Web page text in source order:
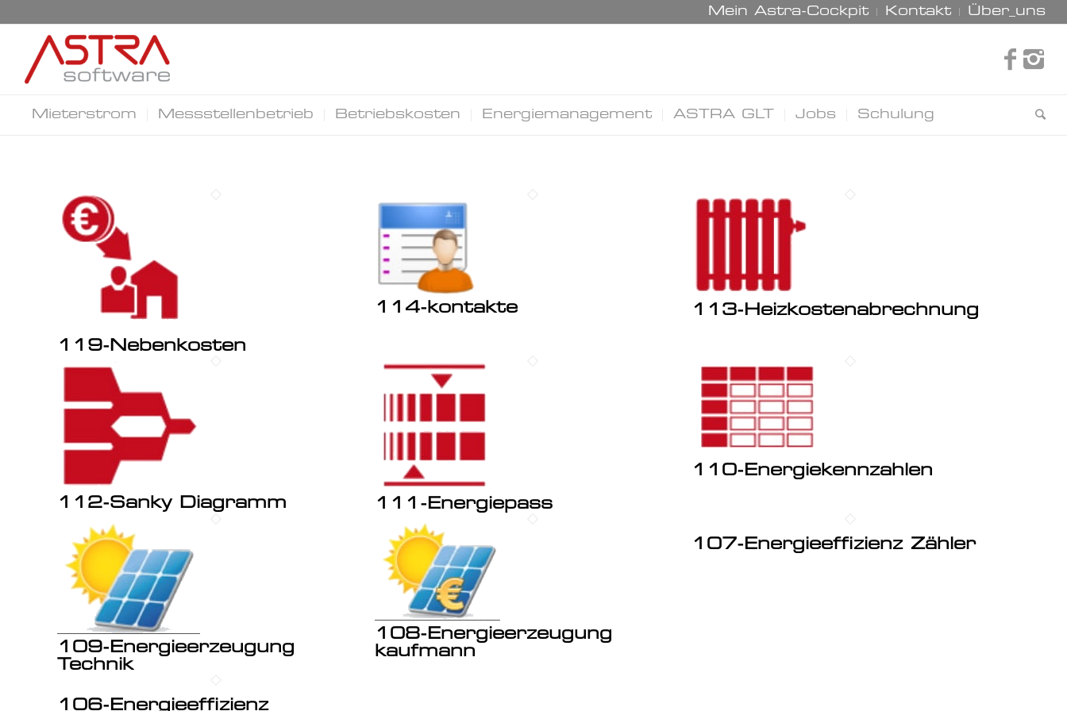
Mein Astra-Cockpit Kontakt Über_uns
Mieterstrom Messstellenbetrieb Betriebskosten Energiemanagement ASTRA GLT Jobs Schulung
119-Nebenkosten
114-kontakte 113-Heizkostenabrechnung
112-Sanky Diagramm 111-Energiepass
110-Energiekennzahlen
109-Energieerzeugung
Technik
108-Energieerzeugung
kaufmann
107-Energieeffizienz Zähler
106-Energieeffizienz